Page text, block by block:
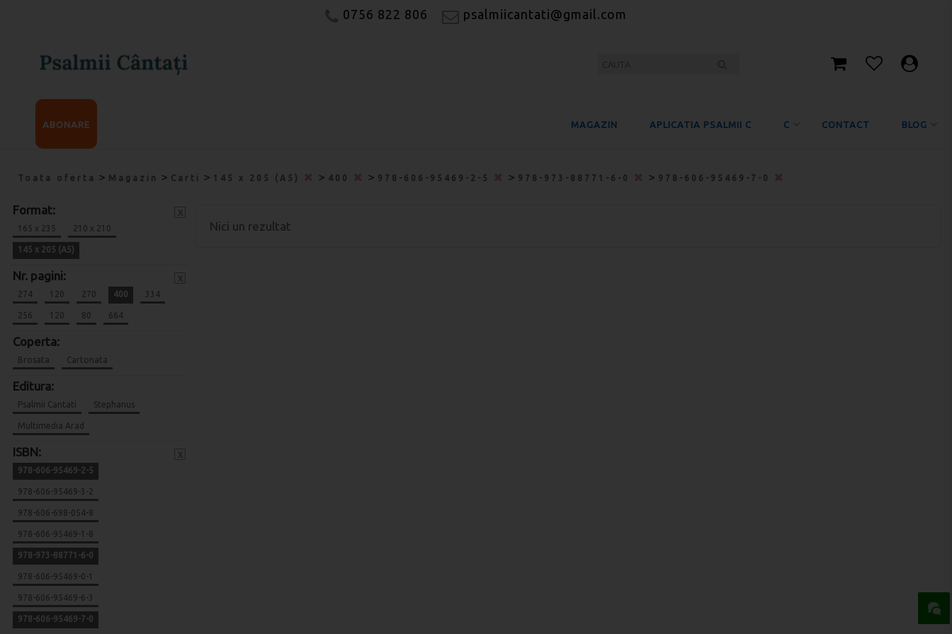
0756 822 806 psalmiicantati@gmail.com
MAGAZIN APLICATIA PSALMII C C CONTACT BLOG
ABONARE
Toata oferta > Magazin > Carti > 145 x 205 (A5) > 400 > 978-606-95469-2-5 > 978-973-88771-6-0 > 978-606-95469-7-0
Format:
165 x 235 210 x 210
145 x 205 (A5)
Nr. pagini:
274 120 270 400 334
256 120 80 664
Coperta:
Brosata Cartonata
Editura:
Psalmii Cantati Stephanus
Multimedia Arad
ISBN:
978-606-95469-2-5
978-606-95469-3-2
978-606-698-054-8
978-606-95469-1-8
978-973-88771-6-0
978-606-95469-0-1
978-606-95469-6-3
978-606-95469-7-0
Nici un rezultat